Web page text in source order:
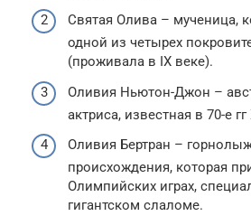
Святая Олива – мученица,
одной из четырех
(проживала в IX веке).
Оливия Ньютон-Джон –
актриса, известная в 70-е
Оливия Бертран –
происхождения, которая
Олимпийских играх,
гигантском слаломе.